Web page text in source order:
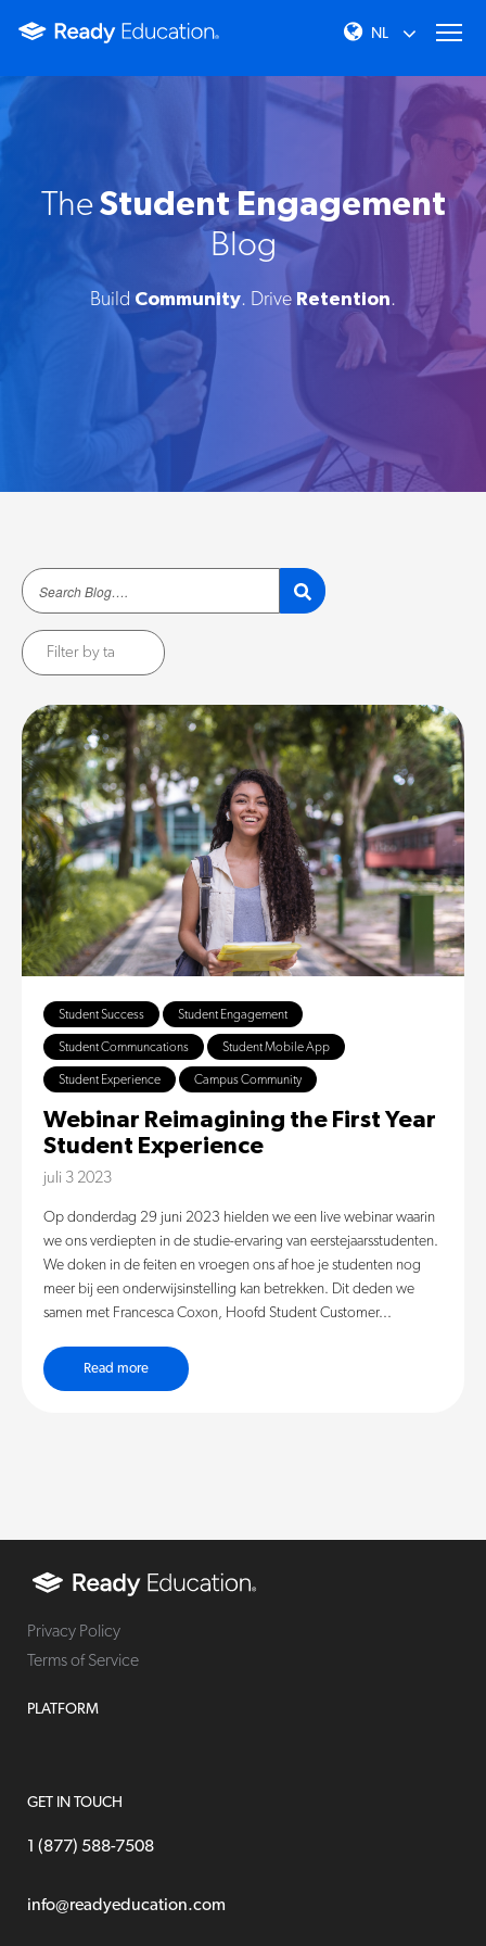
TheStudent Engagement
Blog
Build Community. Drive Retention.
Filter by ta
Student Success Student Engagement
Student Communcations Student Mobile App
Student Experience Campus Community
Webinar Reimagining the First Year
Student Experience
juli 3 2023
Op donderdag 29 juni 2023 hielden we een live webinar waarin
we ons verdiepten in de studie-ervaring van eerstejaarsstudenten.
We doken in de feiten en vroegen ons af hoe je studenten nog
meer bij een onderwijsinstelling kan betrekken. Dit deden we
samen met Francesca Coxon, Hoofd Student Customer...
Read more
Privacy Policy
Terms of Service
PLATFORM
GET IN TOUCH
1 (877) 588-7508
info@readyeducation.com